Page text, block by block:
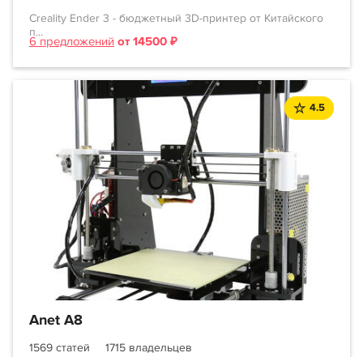
Creality Ender 3 - бюджетный 3D-принтер от Китайского
п...
6 предложений от 14500 ₽
4.5
Anet A8
1569 статей
1715 владельцев